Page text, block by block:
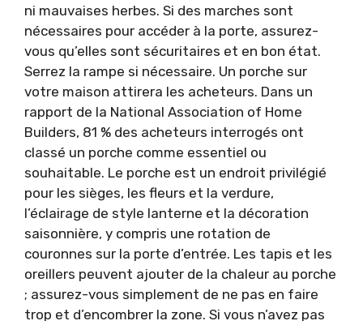
ni mauvaises herbes. Si des marches sont
nécessaires pour accéder à la porte, assurez-
vous qu’elles sont sécuritaires et en bon état.
Serrez la rampe si nécessaire. Un porche sur
votre maison attirera les acheteurs. Dans un
rapport de la National Association of Home
Builders, 81 % des acheteurs interrogés ont
classé un porche comme essentiel ou
souhaitable. Le porche est un endroit privilégié
pour les sièges, les fleurs et la verdure,
l’éclairage de style lanterne et la décoration
saisonnière, y compris une rotation de
couronnes sur la porte d’entrée. Les tapis et les
oreillers peuvent ajouter de la chaleur au porche
; assurez-vous simplement de ne pas en faire
trop et d’encombrer la zone. Si vous n’avez pas